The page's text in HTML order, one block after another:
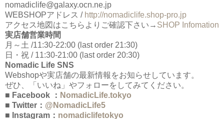
nomadiclife@galaxy.ocn.ne.jp
WEBSHOPアドレス / http://nomadiclife.shop-pro.jp
アクセス地図はこちらよりご確認下さい→ SHOP Infomation
実店舗営業時間
月～土 /11:30-22:00 (last order 21:30)
日・祝 / 11:30-21:00 (last order 20:30)
Nomadic Life SNS
Webshopや実店舗の最新情報をお知らせしています。
ぜひ、「いいね」やフォローをしてみてください。
■ Facebook ： NomadicLife.tokyo
■ Twitter： @NomadicLife5
■ Instagram： nomadiclifetokyo